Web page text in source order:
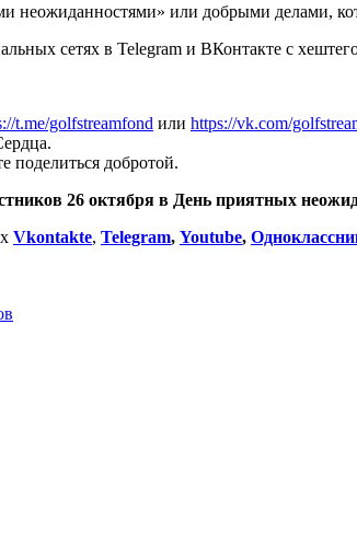
неожиданностями» или добрыми делами,
сетях в Telegram и ВКонтакте с
t.me/golfstreamfond или https://vk.com/
поделиться добротой.
26 октября в День приятных
Vkontakte, Telegram, Youtube,